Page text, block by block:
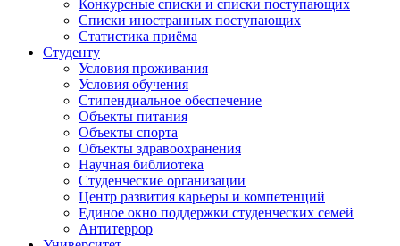
Конкурсные списки и списки поступающих
Списки иностранных поступающих
Статистика приёма
Студенту
Условия проживания
Условия обучения
Стипендиальное обеспечение
Объекты питания
Объекты спорта
Объекты здравоохранения
Научная библиотека
Студенческие организации
Центр развития карьеры и компетенций
Единое окно поддержки студенческих семей
Антитеррор